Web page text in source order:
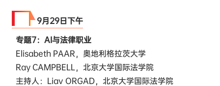
9月29日下午
专题7：AI与法律职业
Elisabeth PAAR，奥地利格拉茨大学
Ray CAMPBELL，北京大学国际法学院
主持人：Liav ORGAD，北京大学国际法学院